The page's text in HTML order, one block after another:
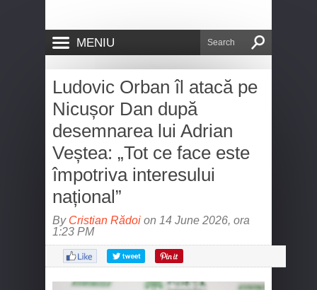
MENIU
Ludovic Orban îl atacă pe
Nicușor Dan după
desemnarea lui Adrian
Veștea: „Tot ce face este
împotriva interesului
național”
By Cristian Rădoi on 14 June 2026, ora
1:23 PM